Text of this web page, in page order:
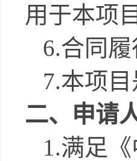
用于本项
6.合同
7.本项
二、申请
1.满足